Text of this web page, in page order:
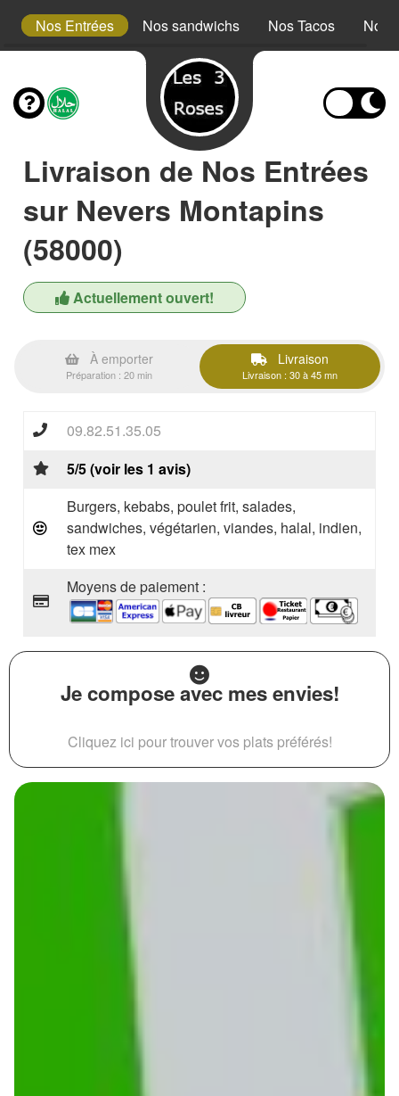
Nos Entrées Nos sandwichs Nos Tacos Nos
Livraison de Nos Entrées
sur Nevers Montapins
(58000)
Actuellement ouvert!
À emporter
Préparation : 20 min
Livraison
Livraison : 30 à 45 mn
09.82.51.35.05
5/5 (voir les 1 avis)
Burgers, kebabs, poulet frit, salades,
sandwiches, végétarien, viandes, halal, indien,
tex mex
Moyens de paiement :
Je compose avec mes envies!
Cliquez ici pour trouver vos plats préférés!